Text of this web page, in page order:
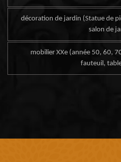
décoration de jardin (Statue de
salon de
mobilier XXe (année 50, 60,
fauteuil,